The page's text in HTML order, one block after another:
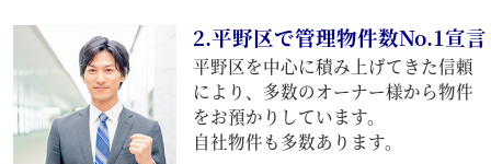
2.平野区で管理物件数No.1宣言
平野区を中心に積み上げてきた信頼
により、多数のオーナー様から物件
をお預かりしています。
自社物件も多数あります。